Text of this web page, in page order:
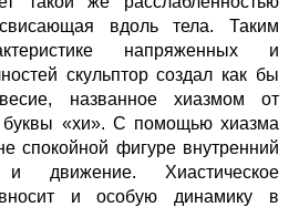
вдоль тела. Таким
напряженных и
скульптор создал как бы
названное хиазмом от
буквы «хи». С помощью хиазма
спокойной фигуре внутренний
движение. Хиастическое
и особую динамику в